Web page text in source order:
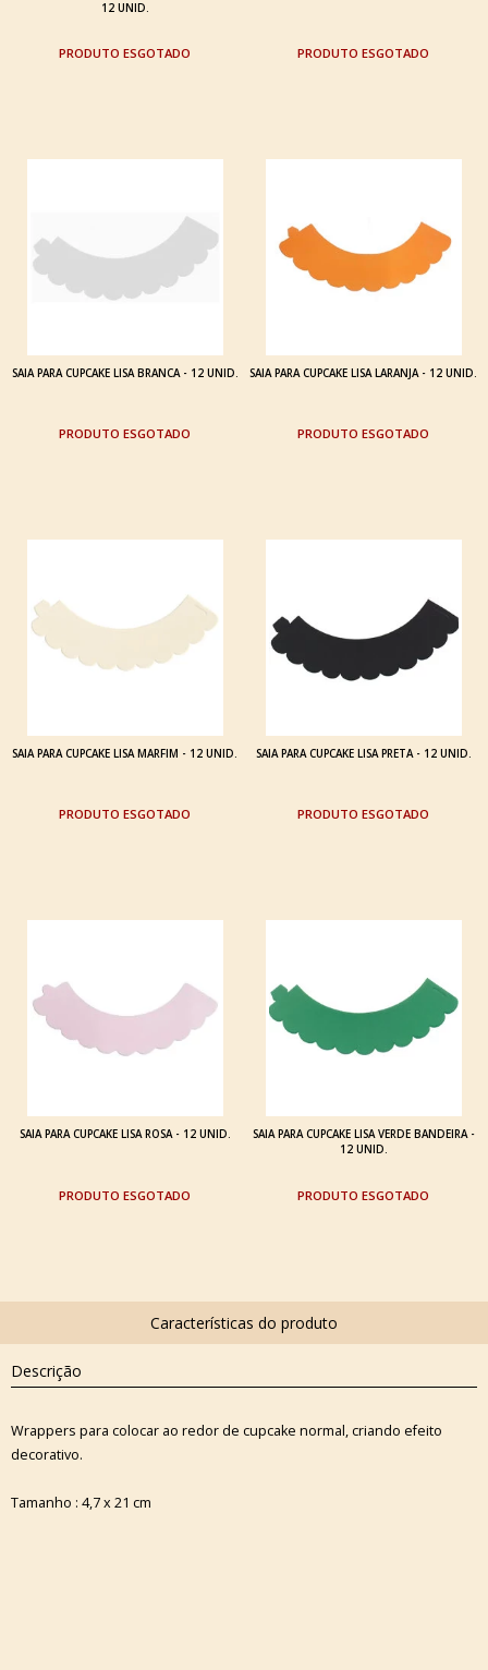
12 UNID.
ESGOTADO ESGOTADO
SAIA PARA CUPCAKE LISA BRANCA - 12 UNID.
ESGOTADO
SAIA PARA CUPCAKE LISA LARANJA - 12 UNID.
ESGOTADO
SAIA PARA CUPCAKE LISA MARFIM - 12 UNID.
ESGOTADO
SAIA PARA CUPCAKE LISA PRETA - 12 UNID.
ESGOTADO
SAIA PARA CUPCAKE LISA ROSA - 12 UNID.
ESGOTADO
SAIA PARA CUPCAKE LISA VERDE BANDEIRA -
12 UNID.
ESGOTADO
Descrição
Wrappers para colocar ao redor de cupcake normal, criando efeito
decorativo.
Tamanho : 4,7 x 21 cm